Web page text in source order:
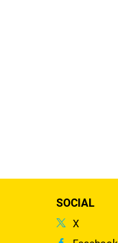
SOCIAL
X